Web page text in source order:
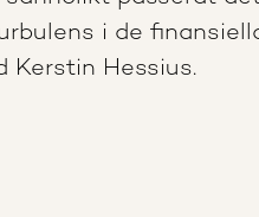
i de
Kerstin Hessius.